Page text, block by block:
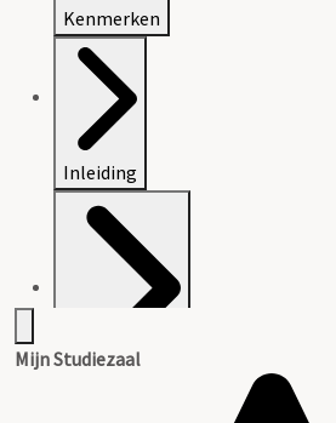
Kenmerken
Inleiding
Mijn Studiezaal